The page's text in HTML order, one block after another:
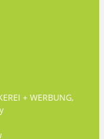
+ WERBUNG,